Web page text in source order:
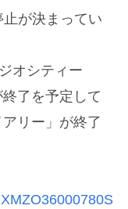
が決まってい
オシティー
了を予定して
リー」が終了